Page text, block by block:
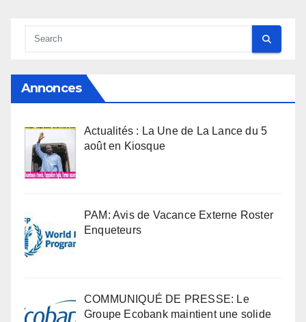
Annonces
Actualités : La Une de La Lance du 5
août en Kiosque
PAM: Avis de Vacance Externe Roster
Enqueteurs
COMMUNIQUÉ DE PRESSE: Le
Groupe Ecobank maintient une solide